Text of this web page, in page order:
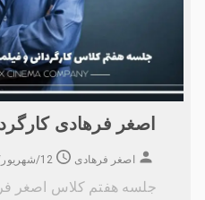
اصغر فرهادی
اصغر فرهادی 12/شهریور/1404
جلسه هفتم کلاس اصغر